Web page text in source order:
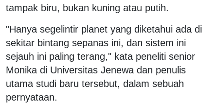
tampak biru, bukan kuning atau putih.
"Hanya segelintir planet yang diketahui ada di
sekitar bintang sepanas ini, dan sistem ini
sejauh ini paling terang," kata peneliti senior
Monika di Universitas Jenewa dan penulis
utama studi baru tersebut, dalam sebuah
pernyataan.